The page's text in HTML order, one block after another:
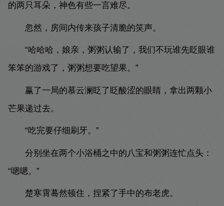
的两只耳朵，神色有些一言难尽。
忽然，房间内传来孩子清脆的笑声。
“哈哈哈，娘亲，粥粥认输了，我们不玩谁先眨眼谁
笨笨的游戏了，粥粥想要吃望果。”
赢了一局的慕云澜眨了眨酸涩的眼睛，拿出两颗小
芒果递过去。
“吃完要仔细刷牙。”
分别坐在两个小浴桶之中的八宝和粥粥连忙点头：
“嗯嗯。”
楚寒霄蓦然顿住，捏紧了手中的布老虎。